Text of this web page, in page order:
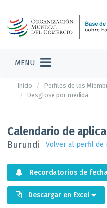
MENU
Inicio Perfiles de los
Desglose por medida
Calendario de
Burundi Volver al perfil de
Recordatorios de
Descargar en Excel